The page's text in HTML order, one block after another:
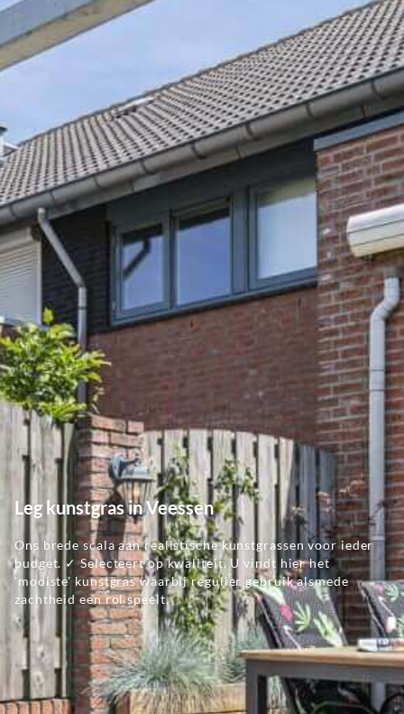
Leg kunstgras in Veessen
Ons brede scala aan realistische kunstgrassen voor ieder
budget. ✓ Selecteert op kwaliteit. U vindt hier het
'mooiste' kunstgras waarbij regulier gebruik alsmede
zachtheid een rol speelt.